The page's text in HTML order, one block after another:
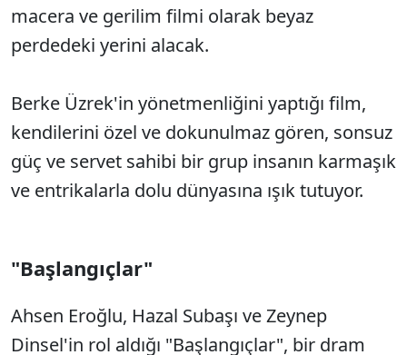
macera ve gerilim filmi olarak beyaz
perdedeki yerini alacak.
Berke Üzrek'in yönetmenliğini yaptığı film,
kendilerini özel ve dokunulmaz gören, sonsuz
güç ve servet sahibi bir grup insanın karmaşık
ve entrikalarla dolu dünyasına ışık tutuyor.
"Başlangıçlar"
Ahsen Eroğlu, Hazal Subaşı ve Zeynep
Dinsel'in rol aldığı "Başlangıçlar", bir dram